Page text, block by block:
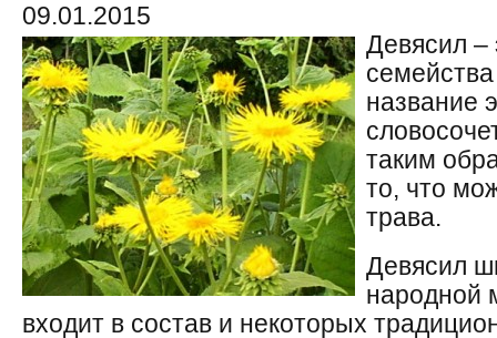
09.01.2015
Девясил –
название
таким
то, что
трава.
Девясил
народной
входит в состав и некоторых